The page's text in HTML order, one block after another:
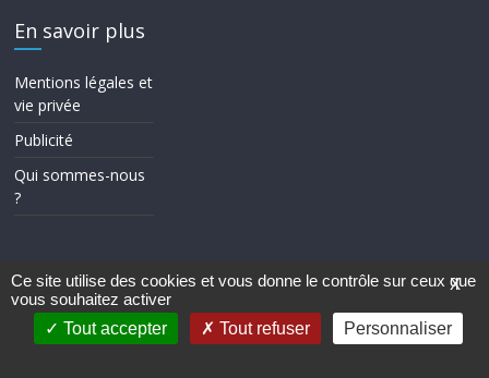
En savoir plus
Mentions légales et
vie privée
Publicité
Qui sommes-nous
?
Copyright © 2026
Theme ColorMag par
ThemeGrill.. Propulsé parWordPress.
X
Ce site utilise des cookies et vous donne le contrôle sur ceux que
vous souhaitez activer
Tout accepter
Tout refuser Personnaliser